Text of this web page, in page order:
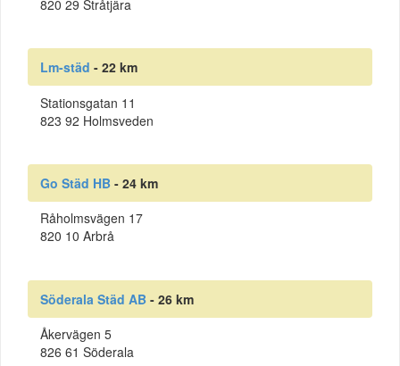
820 29 Stråtjära
Lm-städ - 22 km
Stationsgatan 11
823 92 Holmsveden
Go Städ HB - 24 km
Råholmsvägen 17
820 10 Arbrå
Söderala Städ AB - 26 km
Åkervägen 5
826 61 Söderala